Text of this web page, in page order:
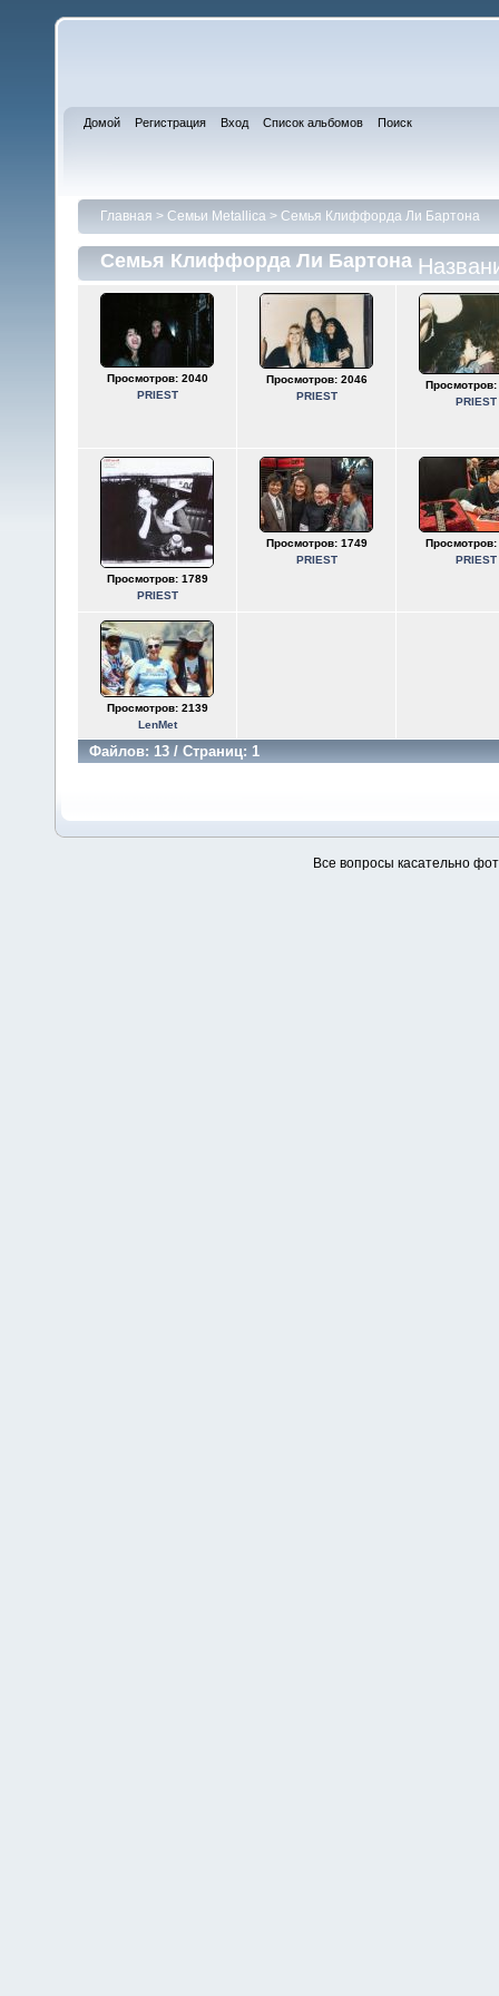
Домой Регистрация Вход Список альбомов Поиск
Главная > Семьи Metallica > Семья Клиффорда Ли Бартона
Семья Клиффорда Ли Бартона
Просмотров: 2040
PRIEST
Просмотров: 2046
PRIEST
Просмотров:
PRIEST
Просмотров: 1789
PRIEST
Просмотров: 1749
PRIEST
Просмотров:
PRIEST
Просмотров: 2139
LenMet
Файлов: 13 / Страниц: 1
Все вопросы касательно